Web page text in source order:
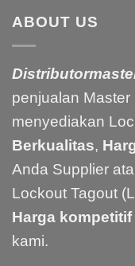
ABOUT US
penjualan
menyediakan
Berkualitas,
Anda Supplier
Lockout Tagout
Harga kompetitif
kami.